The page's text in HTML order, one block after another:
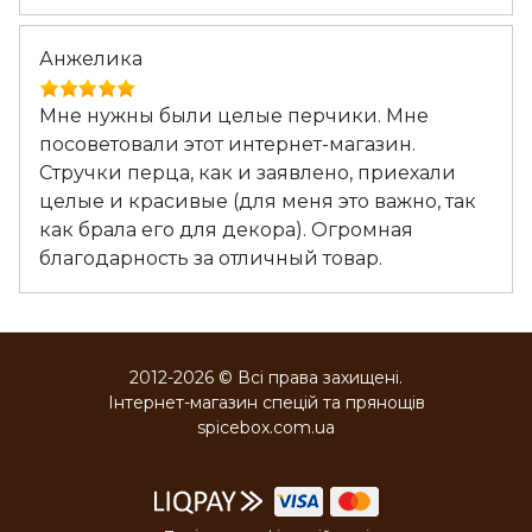
Анжелика
Мне нужны были целые перчики. Мне
посоветовали этот интернет-магазин.
Стручки перца, как и заявлено, приехали
целые и красивые (для меня это важно, так
как брала его для декора). Огромная
благодарность за отличный товар.
2012-2026 © Всі права захищені.
Інтернет-магазин спецій та прянощів
spicebox.com.ua